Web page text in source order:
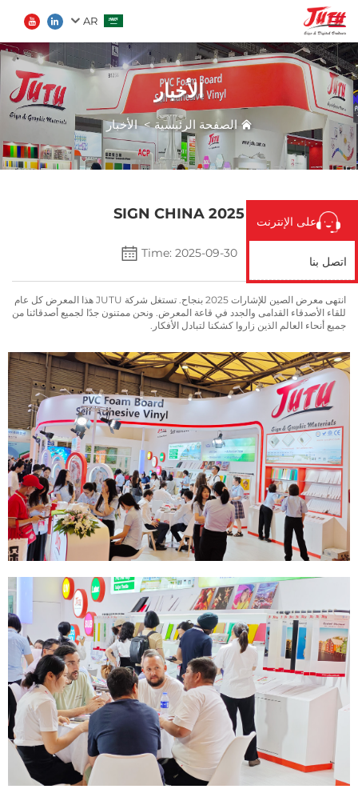
AR
الصفحة الرئيسية
المنتجات
تطبيق
ابحث
على الإنترنت
اتصل بنا
الأخبار
الصفحة الرئيسية>الأخبار
2025 SIGN CHINA
Time: 2025-09-30
انتهى معرض الصين للإشارات 2025 بنجاح. تستغل شركة JUTU هذا المعرض كل عام
للقاء الأصدقاء القدامى والجدد في قاعة المعرض. ونحن ممتنون جدًا لجميع أصدقائنا من
جميع أنحاء العالم الذين زاروا كشكنا لتبادل الأفكار.